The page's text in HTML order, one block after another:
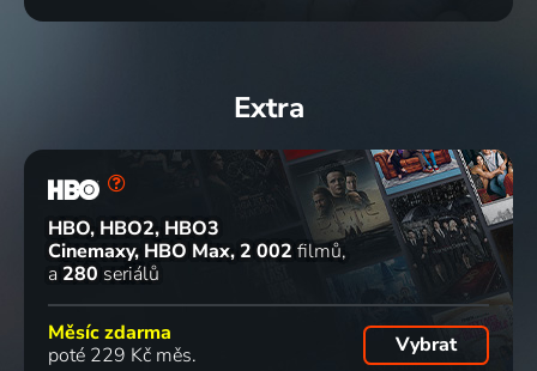
Extra
HBO, HBO2, HBO3
Cinemaxy, HBO Max 2 002 filmů
a 280 seriálů
Měsíc zdarma
poté 229 Kč měs.
Vybrat